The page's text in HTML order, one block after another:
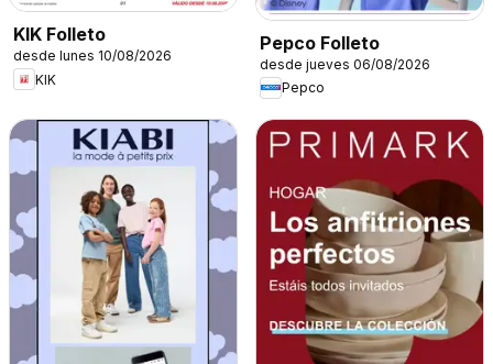
KIK Folleto
desde lunes 10/08/2026
KIK
Pepco Folleto
desde jueves 06/08/2026
Pepco